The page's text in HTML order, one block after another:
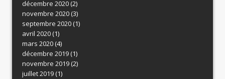
décembre 2020(2)
novembre 2020(3)
septembre 2020(1)
avril 2020(1)
mars 2020(4)
décembre 2019(1)
novembre 2019(2)
juillet 2019(1)